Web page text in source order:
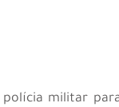
militar